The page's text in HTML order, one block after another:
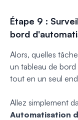
Étape 9 :
bord
Alors, quelles
un tableau de
tout en un seul
Allez simplement
Automatisation